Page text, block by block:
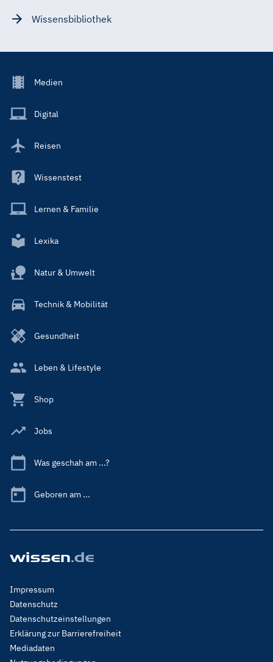
Wissensbibliothek
Footer
Main
Medien
Digital
Reisen
Wissenstest
Lernen & Familie
Lexika
Natur & Umwelt
Technik & Mobilität
Gesundheit
Leben & Lifestyle
Shop
Jobs
Was geschah am ...?
Geboren am ...
Footer
Menu
Legal
Impressum
Datenschutz
Datenschutzeinstellungen
Erklärung zur Barrierefreiheit
Mediadaten